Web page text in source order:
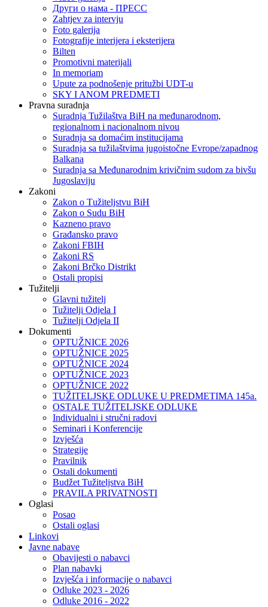
Други о нама - ПРЕСC
Zahtjev za intervju
Foto galerija
Fotografije interijera i eksterijera
Bilten
Promotivni materijali
In memoriam
Upute za podnošenje pritužbi UDT-u
SKY I ANOM PREDMETI
Pravna suradnja
Suradnja Tužilaštva BiH na međunarodnom,
regionalnom i nacionalnom nivou
Suradnja sa domaćim institucijama
Suradnja sa tužilaštvima jugoistočne Evrope/zapadnog
Balkana
Suradnja sa Međunarodnim krivičnim sudom za bivšu
Jugoslaviju
Zakoni
Zakon o Тužiteljstvu BiH
Zakon o Sudu BiH
Kazneno pravo
Građansko pravo
Zakoni FBIH
Zakoni RS
Zakoni Brčko Distrikt
Ostali propisi
Tužitelji
Glavni tužitelj
Tužitelji Odjela I
Tužitelji Odjela II
Dokumenti
OPTUŽNICE 2026
OPTUŽNICE 2025
OPTUŽNICE 2024
OPTUŽNICE 2023
OPTUŽNICE 2022
TUŽITELJSKE ODLUKE U PREDMETIMA 145a.
OSTALE TUŽITELJSKE ODLUKE
Individualni i stručni radovi
Seminari i Konferencije
Izvješća
Strategije
Pravilnik
Ostali dokumenti
Budžet Tužiteljstva BiH
PRAVILA PRIVATNOSTI
Oglasi
Posao
Ostali oglasi
Linkovi
Javne nabave
Obavijesti o nabavci
Plan nabavki
Izvješća i informacije o nabavci
Odluke 2023 - 2026
Odluke 2016 - 2022